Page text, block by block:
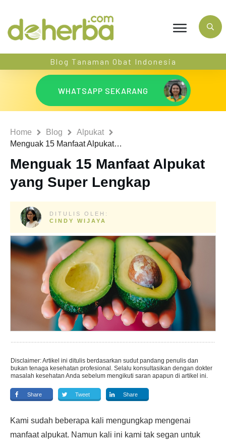
Blog Tanaman Obat Indonesia
WHATSAPP SEKARANG
Home Blog
Alpukat
Menguak 15 Manfaat Alpukat yang Super Lengkap
Menguak 15 Manfaat Alpukat
yang Super Lengkap
DITULIS OLEH:
CINDY WIJAYA
Disclaimer: Artikel ini ditulis berdasarkan sudut pandang penulis dan
bukan tenaga kesehatan profesional. Selalu konsultasikan dengan dokter
masalah kesehatan Anda sebelum mengikuti saran apapun di artikel ini.
Share Tweet Share
Kami sudah beberapa kali mengungkap mengenai
manfaat alpukat. Namun kali ini kami tak segan untuk